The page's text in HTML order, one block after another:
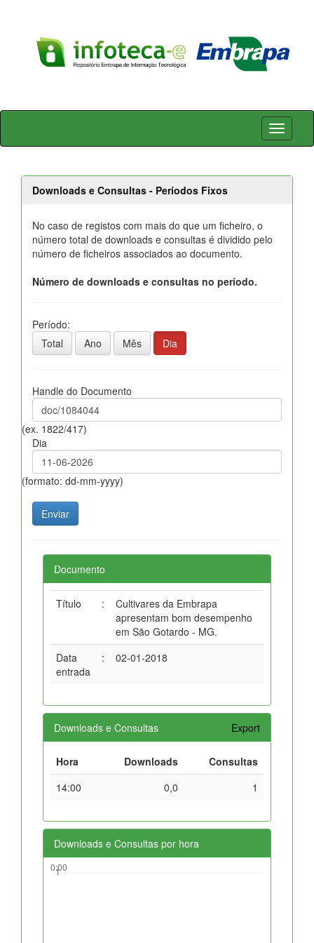
Skip
Downloads e Consultas - Períodos Fixos
No caso de registos com mais do que um ficheiro, o
número total de downloads e consultas é dividido pelo
número de ficheiros associados ao documento.
Número de downloads e consultas no período.
Período:
Total
Ano Mês Dia
Handle do Documento
(ex. 1822/417)
Dia
(formato: dd-mm-yyyy)
Documento
Título :
Cultivares da Embrapa
apresentam bom desempenho
em São Gotardo - MG.
Data
entrada
: 02-01-2018
Downloads e Consultas Export
Hora Downloads
Consultas
14:00
0,0 1
Downloads e Consultas por hora